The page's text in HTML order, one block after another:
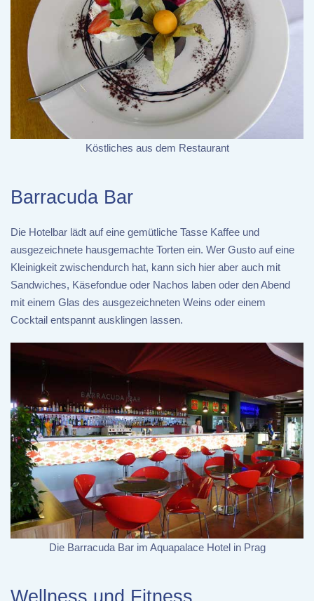
Köstliches aus dem Restaurant
Barracuda Bar
Die Hotelbar lädt auf eine gemütliche Tasse Kaffee und
ausgezeichnete hausgemachte Torten ein. Wer Gusto auf eine
Kleinigkeit zwischendurch hat, kann sich hier aber auch mit
Sandwiches, Käsefondue oder Nachos laben oder den Abend
mit einem Glas des ausgezeichneten Weins oder einem
Cocktail entspannt ausklingen lassen.
Die Barracuda Bar im Aquapalace Hotel in Prag
Wellness und Fitness